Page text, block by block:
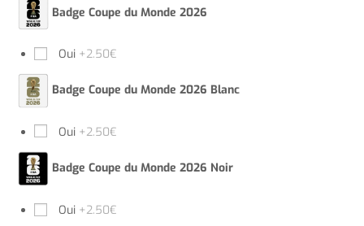
Badge Coupe du Monde 2026
Oui +2.50€
Badge Coupe du Monde 2026 Blanc
Oui +2.50€
Badge Coupe du Monde 2026 Noir
Oui +2.50€